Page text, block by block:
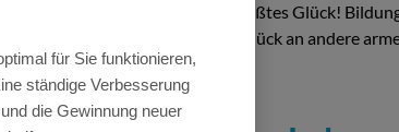
bekommen habe, ist mein größtes Glück!
gerne etwas von meinem Glück an andere
für Sie funktionieren,
ständige Verbesserung
die Gewinnung neuer